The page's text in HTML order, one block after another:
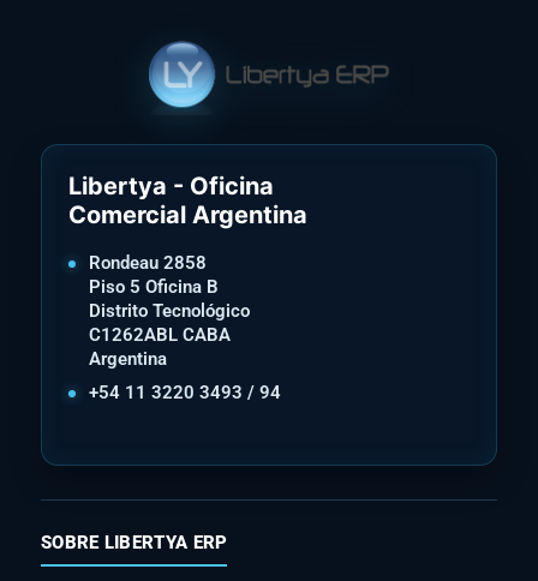
Libertya - Oficina
Comercial Argentina
Rondeau 2858
Piso 5 Oficina B
Distrito Tecnológico
C1262ABL CABA
Argentina
+54 11 3220 3493 / 94
SOBRE LIBERTYA ERP